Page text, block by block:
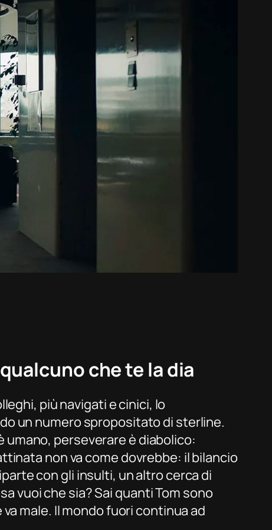
che te la dia
più navigati e cinici, lo
un numero spropositato di sterline.
umano, perseverare è diabolico:
non va come dovrebbe: il bilancio
con gli insulti, un altro cerca di
vuoi che sia? Sai quanti Tom sono
male. Il mondo fuori continua ad